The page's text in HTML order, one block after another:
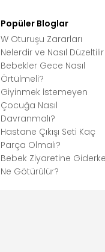
Popüler Bloglar
W Oturuşu Zararları
Nelerdir ve Nasıl Düzeltilir
Bebekler Gece Nasıl
Örtülmeli?
Giyinmek İstemeyen
Çocuğa Nasıl
Davranmalı?
Hastane Çıkışı Seti Kaç
Parça Olmalı?
Bebek Ziyaretine
Ne Götürülür?